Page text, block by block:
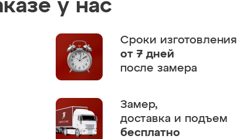
у нас
Сроки изготовления
от 7 дней
после замера
Замер,
доставка и подъем
бесплатно